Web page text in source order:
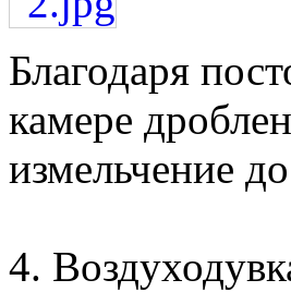
Благодаря
камере
измельчение
4.